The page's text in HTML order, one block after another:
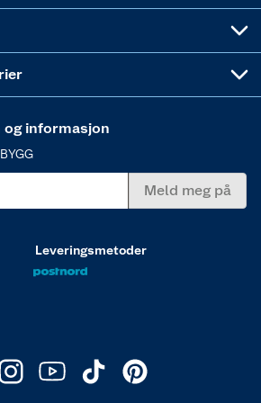
informasjon
Meld meg på
Leveringsmetoder